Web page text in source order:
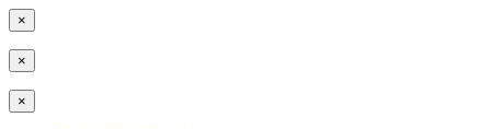
×
×
×